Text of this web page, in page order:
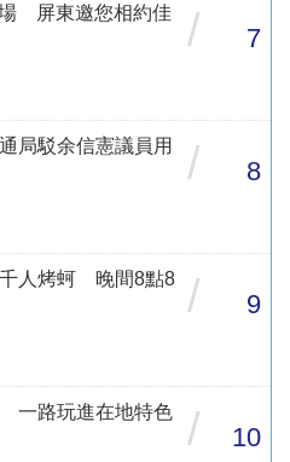
屏東邀您相約佳
/ 7
局駁余信憲議員用
/ 8
千人烤蚵 晚間8點8
/ 9
一路玩進在地特色
/ 10